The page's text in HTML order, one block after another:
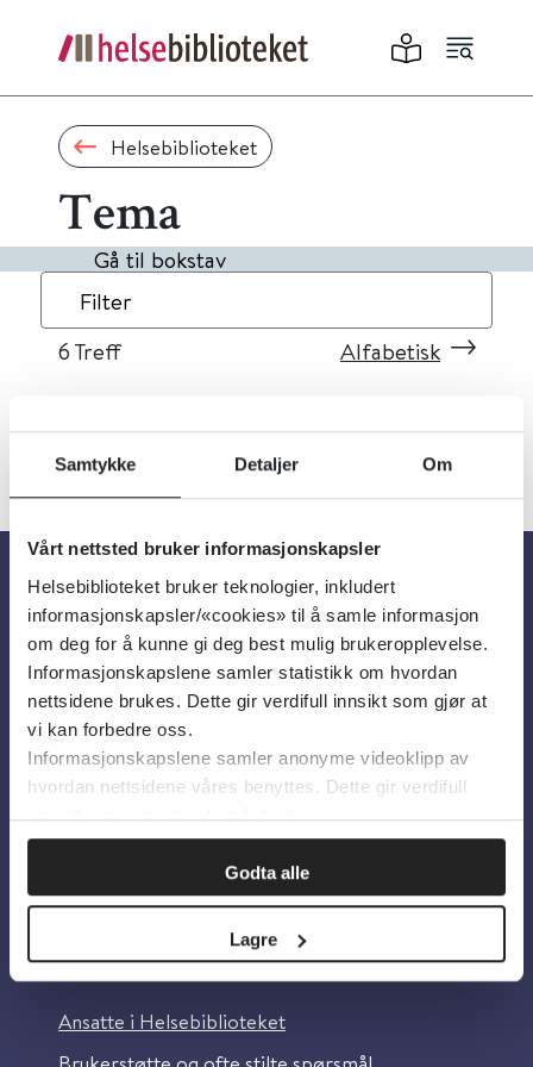
Samtykke Detaljer Om
Vårt nettsted bruker informasjonskapsler
Helsebiblioteket bruker teknologier, inkludert
informasjonskapsler/«cookies» til å samle informasjon
om deg for å kunne gi deg best mulig brukeropplevelse.
Informasjonskapslene samler statistikk om hvordan
nettsidene brukes. Dette gir verdifull innsikt som gjør at
vi kan forbedre oss.
Informasjonskapslene samler anonyme videoklipp av
hvordan nettsidene våres benyttes. Dette gir verdifull
innsikt som gjør at vi kan forbedre oss.
Godta alle
Lagre
Helsebiblioteket
Tema
Gå til bokstav
Filter
6 Treff Alfabetisk
Om oss
Om Helsebiblioteket
Personvern og informasjonskapsler
Tilgjengelighetserklæring
Information in English
Ansatte i Helsebiblioteket